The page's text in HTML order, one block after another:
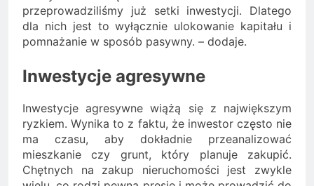
przeprowadziliśmy już setki inwestycji. Dlatego
dla nich jest to wyłącznie ulokowanie kapitału i
pomnażanie w sposób pasywny. – dodaje.
Inwestycje agresywne
Inwestycje agresywne wiążą się z największym
ryzkiem. Wynika to z faktu, że inwestor często nie
ma czasu, aby dokładnie przeanalizować
mieszkanie czy grunt, który planuje zakupić.
Chętnych na zakup nieruchomości jest zwykle